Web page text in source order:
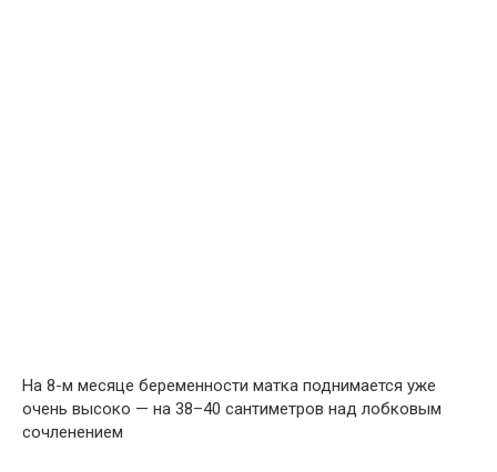
На 8-м месяце беременности матка поднимается уже
очень высоко — на 38–40 сантиметров над лобковым
сочленением